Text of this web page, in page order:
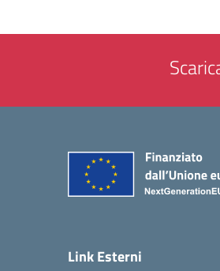
Link Esterni